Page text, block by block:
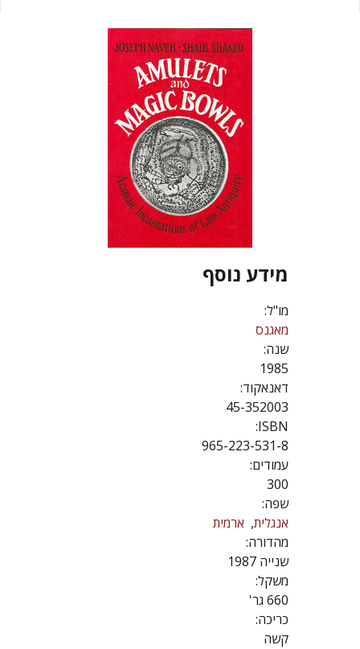
מידע נוסף
מו"ל:
מאגנס
שנה:
1985
דאנאקוד:
45-352003
ISBN:
965-223-531-8
עמודים:
300
שפה:
אנגלית ארמית
מהדורה:
שנייה 1987
משקל:
660 גר'
כריכה:
קשה